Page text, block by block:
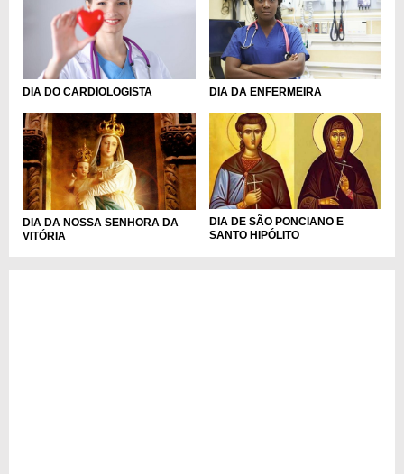
DIA DO CARDIOLOGISTA DIA DA ENFERMEIRA
DIA DA NOSSA SENHORA DA
VITÓRIA
DIA DE SÃO PONCIANO E
SANTO HIPÓLITO